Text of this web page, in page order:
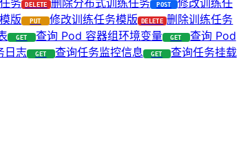
DELETE POST
版 PUT 修改训练任务模版 DELETE 删除训练任务
GET 查询 Pod 容器组环境变量 GET
查询 Pod
日志 GET 查询任务监控信息 GET
查询任务挂载